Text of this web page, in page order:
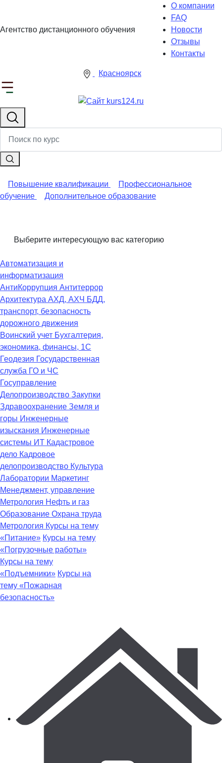
Агентство дистанционного обучения
О компании
FAQ
Новости
Отзывы
Контакты
Красноярск
Повышение квалификации
Профессиональное
обучение
Дополнительное образование
Выберите интересующую вас категорию
Автоматизация и
информатизация
АнтиКоррупция Антитеррор
Архитектура АХД, АХЧ БДД,
транспорт, безопасность
дорожного движения
Воинский учет Бухгалтерия,
экономика, финансы, 1С
Геодезия Государственная
служба ГО и ЧС
Госуправление
Делопроизводство Закупки
Здравоохранение Земля и
горы Инженерные
изыскания Инженерные
системы ИТ Кадастровое
дело Кадровое
делопроизводство Культура
Лаборатории Маркетинг
Менеджмент, управление
Метрология Нефть и газ
Образование Охрана труда
Метрология Курсы на тему
«Питание» Курсы на тему
«Погрузочные работы»
Курсы на тему
«Подъемники» Курсы на
тему «Пожарная
безопасность»